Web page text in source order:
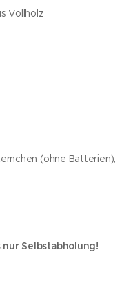
Vollholz
(ohne Batterien),
Selbstabholung!